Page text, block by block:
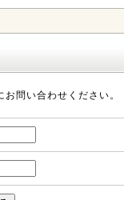
問い合わせください。